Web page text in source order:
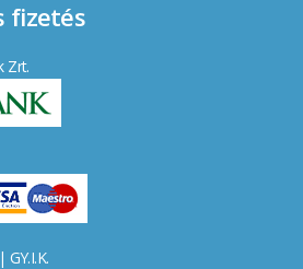
fizetés
Zrt.
| GY.I.K.